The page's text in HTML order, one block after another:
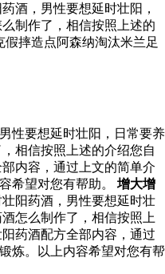
酒，男性要想延时壮阳，
制作了，相信按照上述的
假摔造点阿森纳淘汰米兰足
性要想延时壮阳，日常要养
相信按照上述的介绍您自
内容，通过上文的简单介
希望对您有帮助。 增大增
阳药酒，男性要想延时壮
怎么制作了，相信按照上
药酒配方全部内容，通过
炼。以上内容希望对您有帮